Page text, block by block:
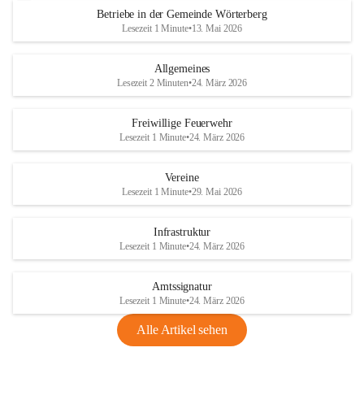
Betriebe in der Gemeinde Wörterberg
Lesezeit 1 Minute•13. Mai 2026
Allgemeines
Lesezeit 2 Minuten•24. März 2026
Freiwillige Feuerwehr
Lesezeit 1 Minute•24. März 2026
Vereine
Lesezeit 1 Minute•29. Mai 2026
Infrastruktur
Lesezeit 1 Minute•24. März 2026
Amtssignatur
Lesezeit 1 Minute•24. März 2026
Alle Artikel sehen